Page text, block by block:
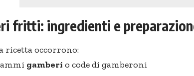
fritti: ingredienti e
ricetta occorrono:
gamberi o code di gamberoni